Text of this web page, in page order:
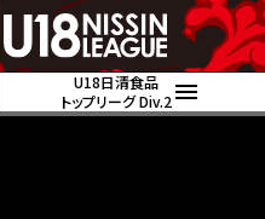
U18日清食品
トップリーグ Div.2